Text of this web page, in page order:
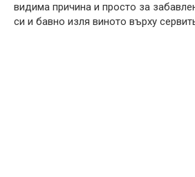
видима причина и просто за
си и бавно изля виното върху